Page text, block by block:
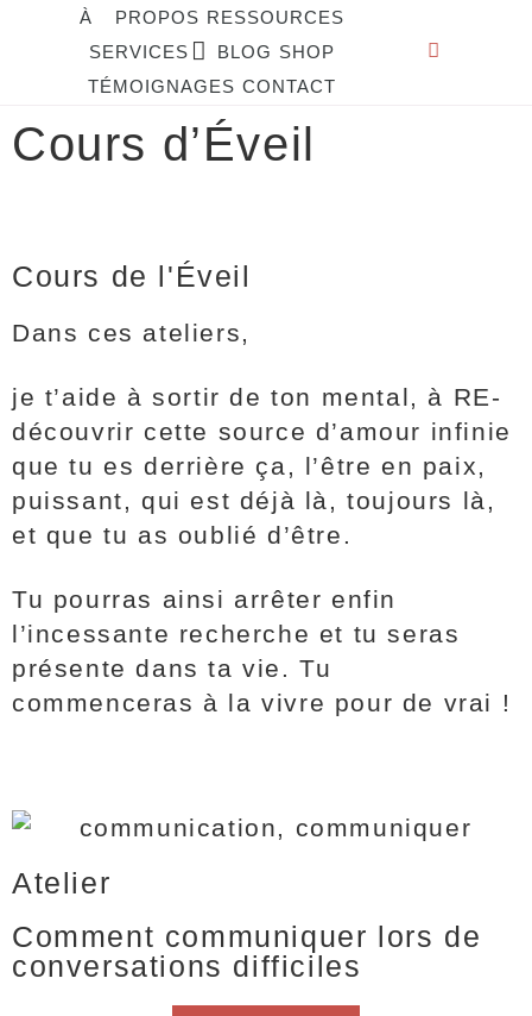
À PROPOS RESSOURCES
SERVICES
BLOG SHOP
TÉMOIGNAGES CONTACT
Cours d’Éveil
Cours de l'Éveil
Dans ces ateliers,
je t’aide à sortir de ton mental, à RE-
découvrir cette source d’amour infinie
que tu es derrière ça, l’être en paix,
puissant, qui est déjà là, toujours là,
et que tu as oublié d’être.
Tu pourras ainsi arrêter enfin
l’incessante recherche et tu seras
présente dans ta vie. Tu
commenceras à la vivre pour de vrai !
Atelier
Comment communiquer lors de
conversations difficiles